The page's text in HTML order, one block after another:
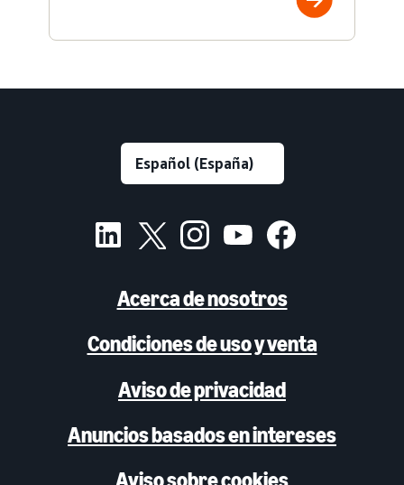
Acerca de nosotros
Condiciones de uso y venta
Aviso de privacidad
Anuncios basados en intereses